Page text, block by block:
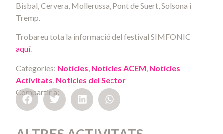
Bisbal, Cervera, Mollerussa, Pont de Suert, Solsona i
Tremp.
Trobareu tota la informació del festival SIMFONIC
aquí.
Categories: Notícies Notícies ACEM Notícies
Activitats Notícies del Sector
Compartir a: